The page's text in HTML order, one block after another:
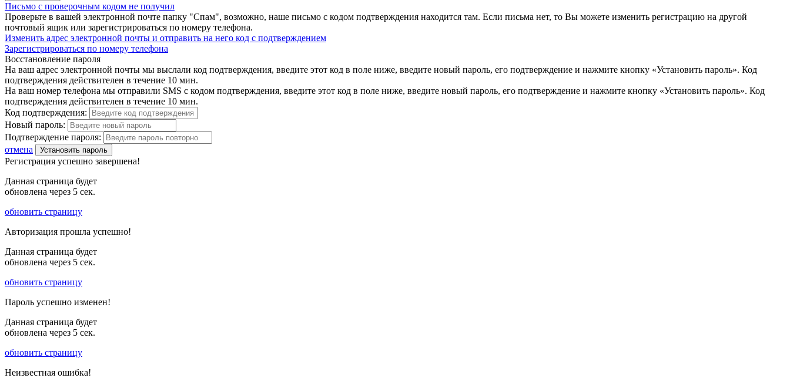
Письмо с проверочным кодом не получил
Проверьте в вашей электронной почте папку "Спам", возможно, наше письмо с кодом подтверждения находится там. Если письма нет, то Вы можете изменить регистрацию на другой
почтовый ящик или зарегистрироваться по номеру телефона.
Изменить адрес электронной почты и отправить на него код с подтверждением
Зарегистрироваться по номеру телефона
Восстановление пароля
На ваш адрес электронной почты мы выслали код подтверждения, введите этот код в поле ниже, введите новый пароль, его подтверждение и нажмите кнопку «Установить пароль». Код
подтверждения действителен в течение 10 мин.
На ваш номер телефона мы отправили SMS с кодом подтверждения, введите этот код в поле ниже, введите новый пароль, его подтверждение и нажмите кнопку «Установить пароль». Код
подтверждения действителен в течение 10 мин.
Код подтверждения:
Новый пароль:
Подтверждение пароля:
отмена
Установить пароль
Регистрация успешно завершена!
Данная страница будет
обновлена через 5 сек.
обновить страницу
Авторизация прошла успешно!
Данная страница будет
обновлена через 5 сек.
обновить страницу
Пароль успешно изменен!
Данная страница будет
обновлена через 5 сек.
обновить страницу
Неизвестная ошибка!